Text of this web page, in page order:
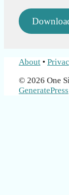
About •
© 2026 One
GeneratePress